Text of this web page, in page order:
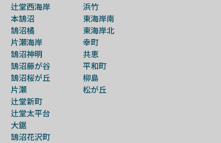
辻堂西海岸
本鵠沼
鵠沼橘
片瀬海岸
鵠沼神明
鵠沼藤が谷
鵠沼桜が丘
片瀬
辻堂新町
辻堂太平台
大鋸
鵠沼花沢町
浜竹
東海岸南
東海岸北
幸町
共恵
平和町
柳島
松が丘